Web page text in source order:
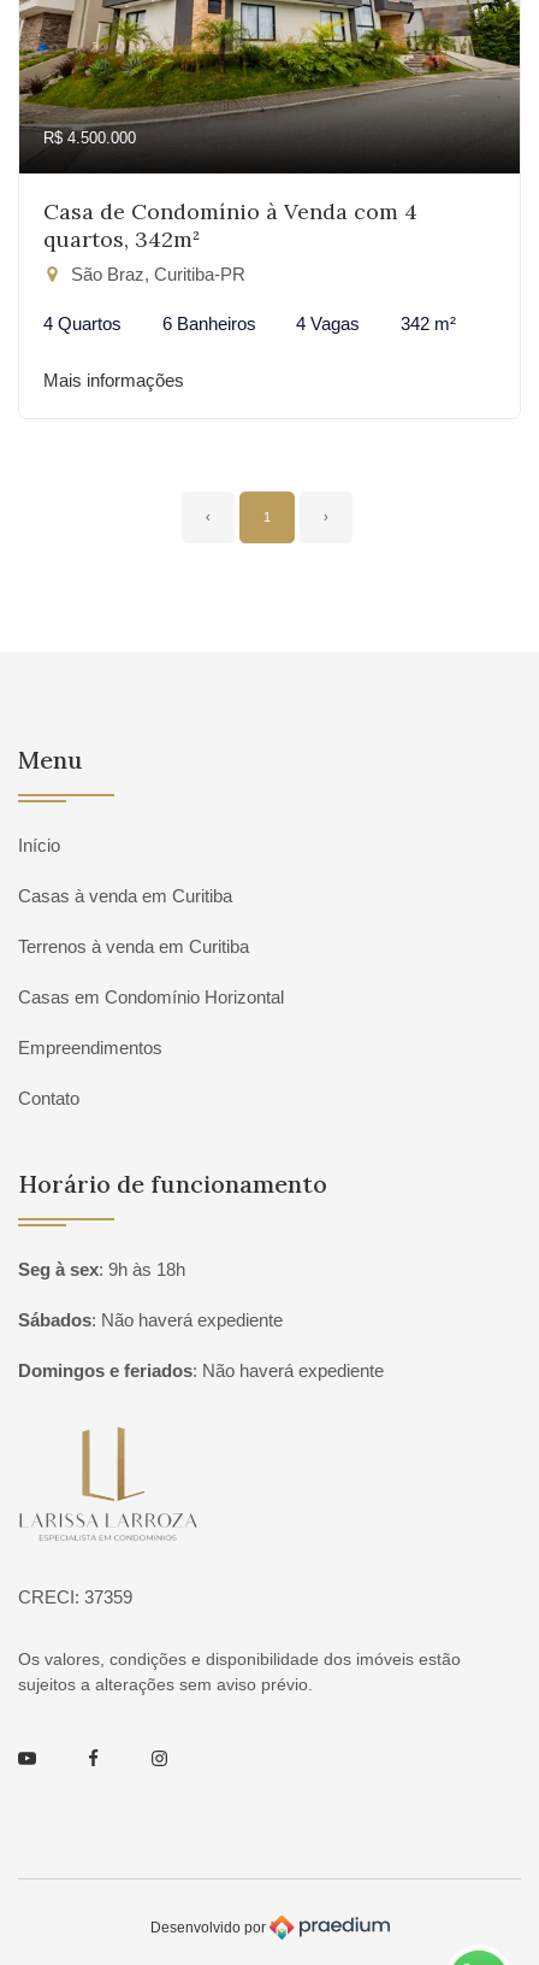
R$ 4.500.000
Casa de Condomínio à Venda com 4
quartos, 342m²
São Braz, Curitiba-PR
4 Quartos 6 Banheiros 4 Vagas 342 m²
Mais informações
‹ 1 ›
Menu
Início
Casas à venda em Curitiba
Terrenos à venda em Curitiba
Casas em Condomínio Horizontal
Empreendimentos
Contato
Horário de funcionamento
Seg à sex: 9h às 18h
Sábados: Não haverá expediente
Domingos e feriados: Não haverá expediente
CRECI: 37359
Os valores, condições e disponibilidade dos imóveis estão
sujeitos a alterações sem aviso prévio.
Youtube FacebookInstagram
Desenvolvido por